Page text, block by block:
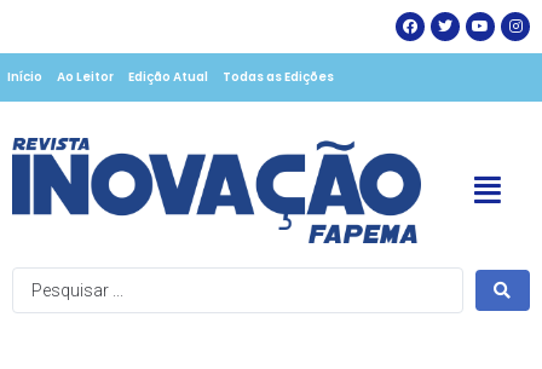
Início Ao Leitor Edição Atual Todas as Edições